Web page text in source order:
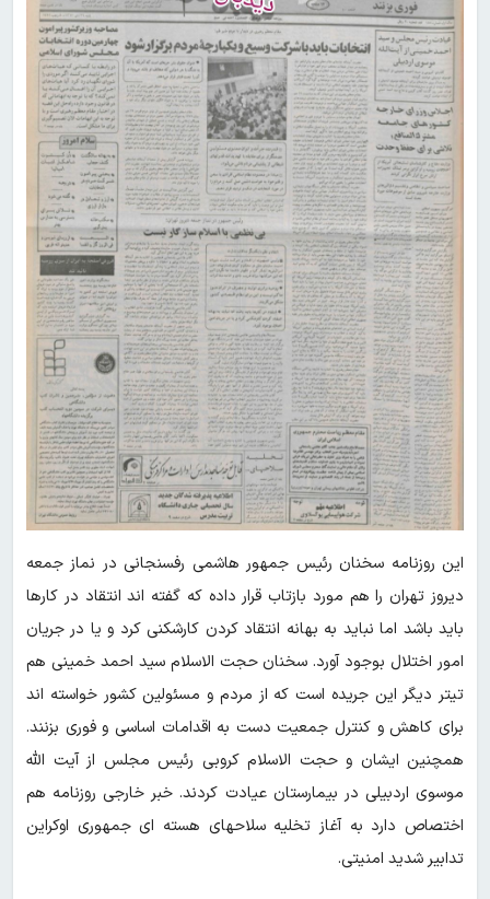
این روزنامه سخنان رئیس جمهور هاشمی رفسنجانی در نماز جمعه
دیروز تهران را هم مورد بازتاب قرار داده که گفته اند انتقاد در کارها
باید باشد اما نباید به بهانه انتقاد کردن کارشکنی کرد و یا در جریان
امور اختلال بوجود آورد. سخنان حجت الاسلام سید احمد خمینی هم
تیتر دیگر این جریده است که از مردم و مسئولین کشور خواسته اند
برای کاهش و کنترل جمعیت دست به اقدامات اساسی و فوری بزنند.
همچنین ایشان و حجت الاسلام کروبی رئیس مجلس از آیت الله
موسوی اردبیلی در بیمارستان عیادت کردند. خبر خارجی روزنامه هم
اختصاص دارد به آغاز تخلیه سلاحهای هسته ای جمهوری اوکراین
تدابیر شدید امنیتی.